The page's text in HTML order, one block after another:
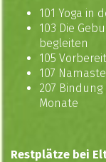
101 Yoga in
103 Die
begleiten
105
107
207
Monate
Restplätze bei